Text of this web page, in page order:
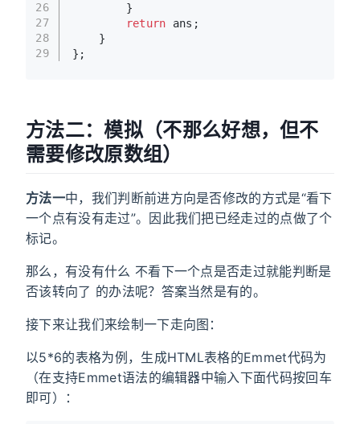
26
27
28
29
        }
return ans;
    }
};
方法二：模拟（不那么好想，但不
需要修改原数组）
方法一中，我们判断前进方向是否修改的方式是“看下
一个点有没有走过”。因此我们把已经走过的点做了个
标记。
那么，有没有什么 不看下一个点是否走过就能判断是
否该转向了 的办法呢？答案当然是有的。
接下来让我们来绘制一下走向图：
以5*6的表格为例，生成HTML表格的Emmet代码为
（在支持Emmet语法的编辑器中输入下面代码按回车
即可）：